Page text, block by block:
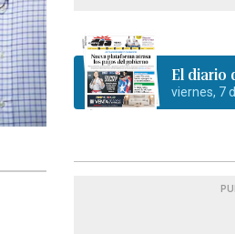
El diario
viernes, 7